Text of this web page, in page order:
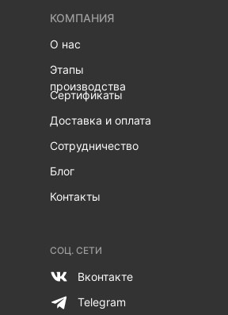
КОМПАНИЯ
О нас
Этапы
производства
Сертификаты
Доставка и оплата
Сотрудничество
Блог
Контакты
СОЦ. СЕТИ
Вконтакте
Telegram